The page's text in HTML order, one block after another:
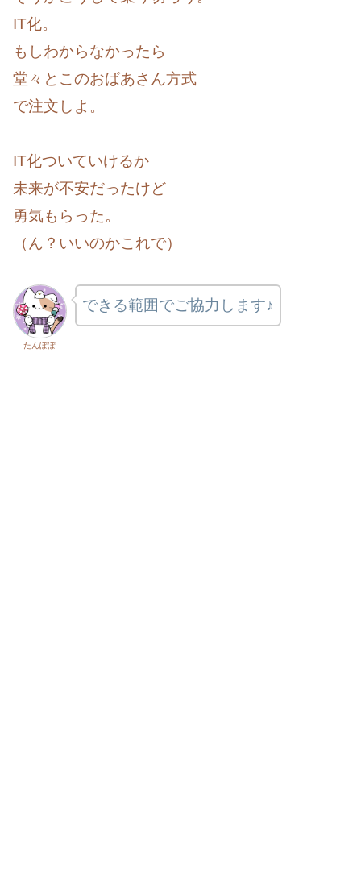
IT化。
もしわからなかったら
堂々とこのおばあさん方式
で注文しよ。
IT化ついていけるか
未来が不安だったけど
勇気もらった。
（ん？いいのかこれで）
たんぽぽ
できる範囲でご協力します♪